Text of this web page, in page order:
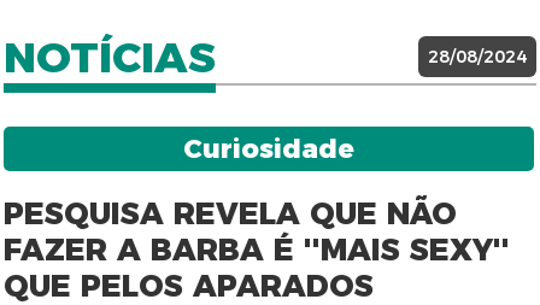
NOTÍCIAS 28/08/2024
Curiosidade
PESQUISA REVELA QUE NÃO
FAZER A BARBA É ''MAIS SEXY''
QUE PELOS APARADOS